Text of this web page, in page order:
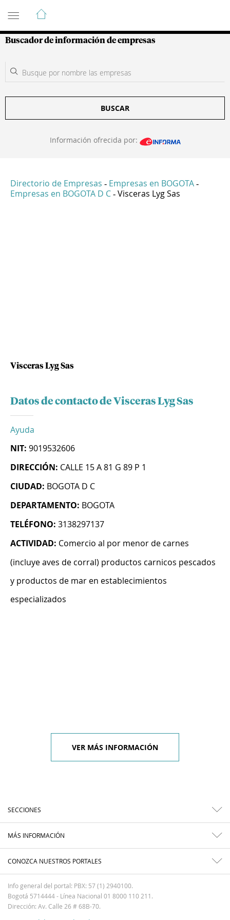
Guía de Empresas Colombianas
Buscador de información de empresas
BUSCAR
Información ofrecida por:
Directorio de Empresas - Empresas en BOGOTA -
Empresas en BOGOTA D C - Visceras Lyg Sas
Visceras Lyg Sas
Datos de contacto de Visceras Lyg Sas
Ayuda
NIT: 9019532606
DIRECCIÓN: CALLE 15 A 81 G 89 P 1
CIUDAD: BOGOTA D C
DEPARTAMENTO: BOGOTA
TELÉFONO: 3138297137
ACTIVIDAD: Comercio al por menor de carnes
(incluye aves de corral) productos carnicos pescados
y productos de mar en establecimientos
especializados
VER MÁS INFORMACIÓN
SECCIONES
MÁS INFORMACIÓN
CONOZCA NUESTROS PORTALES
Info general del portal: PBX: 57 (1) 2940100.
Bogotá 5714444 - Línea Nacional 01 8000 110 211.
Dirección: Av. Calle 26 # 68B-70.